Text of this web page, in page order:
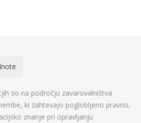
so na področju zavarovalništva
ki zahtevajo poglobljeno pravno,
znanje pri opravljanju